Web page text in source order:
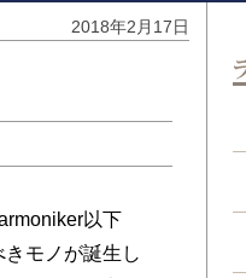
2018年2月17日
以下
モノが誕生し